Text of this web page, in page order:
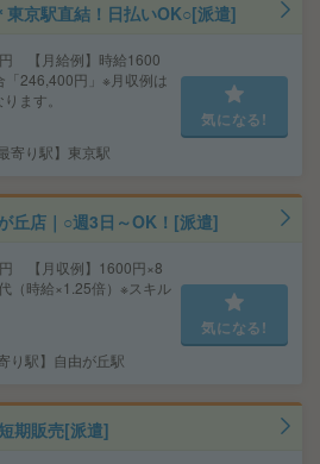
京駅直結！日払いOK○[派遣]
【月給例】時給1600
246,400円」※月収例は
ます。
寄り駅】東京駅
気になる!
丘店｜○週3日～OK！[派遣]
【月収例】1600円×8
（時給×1.25倍）※スキル
り駅】自由が丘駅
気になる!
期販売[派遣]